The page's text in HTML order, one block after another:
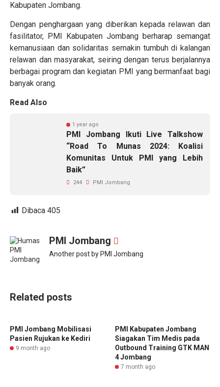
Kabupaten Jombang.
Dengan penghargaan yang diberikan kepada relawan dan
fasilitator, PMI Kabupaten Jombang berharap semangat
kemanusiaan dan solidaritas semakin tumbuh di kalangan
relawan dan masyarakat, seiring dengan terus berjalannya
berbagai program dan kegiatan PMI yang bermanfaat bagi
banyak orang.
Read Also
1 year ago
PMI Jombang Ikuti Live Talkshow
“Road To Munas 2024: Koalisi
Komunitas Untuk PMI yang Lebih
Baik”
244 PMI Jombang
Dibaca 405
PMI Jombang
Another post by PMI Jombang
Related posts
PMI Jombang Mobilisasi
Pasien Rujukan ke Kediri
9 month ago
PMI Kabupaten Jombang
Siagakan Tim Medis pada
Outbound Training GTK MAN
4 Jombang
7 month ago